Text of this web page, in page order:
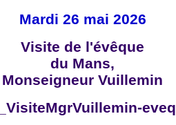
Mardi 26 mai 2026
Visite de l'évêque
du Mans,
Monseigneur Vuillemin